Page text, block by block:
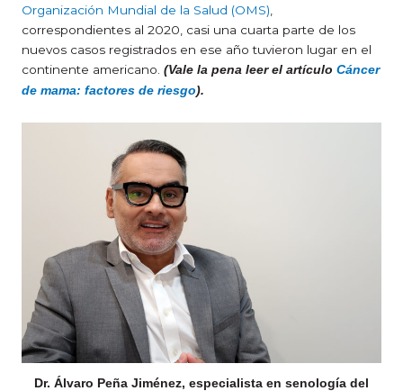
Organización Mundial de la Salud (OMS)
correspondientes al 2020, casi una cuarta parte de los
nuevos casos registrados en ese año tuvieron lugar en el
continente americano. (Vale la pena leer el artículo Cáncer
de mama: factores de riesgo).
Dr. Álvaro Peña Jiménez, especialista en senología del